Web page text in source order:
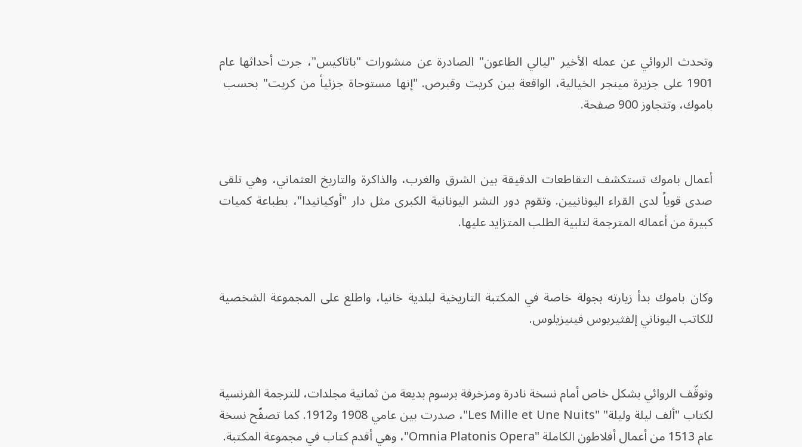
وتحدث الروائي عن عمله الأخير "ليالي الطاعون" الصادرة عن منشورات "باتاكيس"، جرت أحداثها عام
1901 على جزيرة مينجر الخيالية، الواقعة بين كريت وقبرص. "إنها مستوحاة جزئياً من كريت" بحسب
باموك، وتتجاوز 900 صفحة.
أعمال باموك تستكشف التقاطعات الدقيقة بين الشرق والغرب، والذاكرة والتاريخ العثماني، وهي تلقى
صدى قوياً لدى القراء اليونانيين. وتقوم دور النشر اليونانية الكبرى مثل دار "أوكيانيدا"، بطباعة كميات
كبيرة من أعماله المترجمة لتلبية الطلب المتزايد عليها.
وكان باموك بدأ زيارته بجولة خاصة في المكتبة التاريخية لبلدية خانيا، واطلع على المجموعة الشخصية
للكاتب اليوناني إلفثيريوس فينيزيلوس.
وتوقّف الروائي بشكل خاص أمام نسخة نادرة ومزخرفة برسوم بديعة من ثمانية مجلدات، للترجمة الفرنسية
لكتاب "ألف ليلة وليلة" "Les Mille et Une Nuits"، صدرت بين عامي 1908 و1912. كما تصفّح نسخة
عام 1513 من أعمال أفلاطون الكاملة "Omnia Platonis Opera"، وهي أقدم كتاب في مجموعة المكتبة.